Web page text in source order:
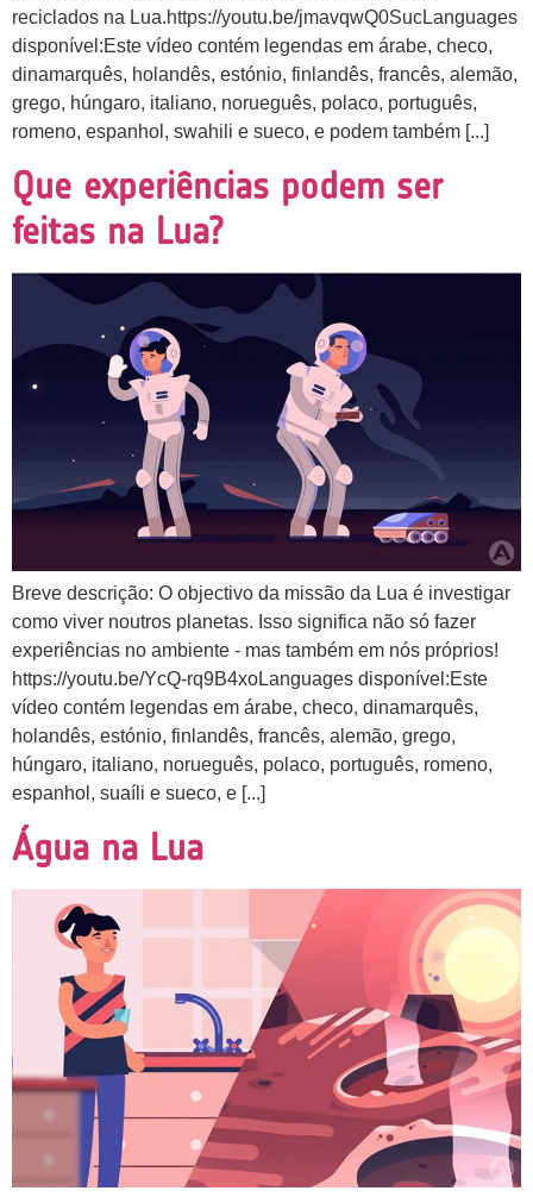
reciclados na Lua.https://youtu.be/jmavqwQ0SucLanguages
disponível:Este vídeo contém legendas em árabe, checo,
dinamarquês, holandês, estónio, finlandês, francês, alemão,
grego, húngaro, italiano, norueguês, polaco, português,
romeno, espanhol, swahili e sueco, e podem também [...]
Que experiências podem ser
feitas na Lua?
Breve descrição: O objectivo da missão da Lua é investigar
como viver noutros planetas. Isso significa não só fazer
experiências no ambiente - mas também em nós próprios!
https://youtu.be/YcQ-rq9B4xoLanguages disponível:Este
vídeo contém legendas em árabe, checo, dinamarquês,
holandês, estónio, finlandês, francês, alemão, grego,
húngaro, italiano, norueguês, polaco, português, romeno,
espanhol, suaíli e sueco, e [...]
Água na Lua